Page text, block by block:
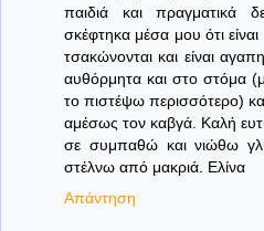
παιδιά και πραγματικά
σκέφτηκα μέσα μου ότι
τσακώνονται και είναι
αυθόρμητα και στο στόμα
το πιστέψω περισσότερο)
αμέσως τον καβγά. Καλή
σε συμπαθώ και νιώθω
στέλνω από μακριά. Ελίνα
Απάντηση